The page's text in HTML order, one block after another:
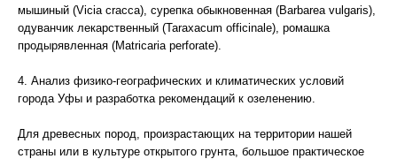
мышиный (Vicia cracca), сурепка обыкновенная (Barbarea vulgaris),
одуванчик лекарственный (Taraxacum officinale), ромашка
продырявленная (Matricaria perforate).
4. Анализ физико-географических и климатических условий
города Уфы и разработка рекомендаций к озеленению.
Для древесных пород, произрастающих на территории нашей
страны или в культуре открытого грунта, большое практическое